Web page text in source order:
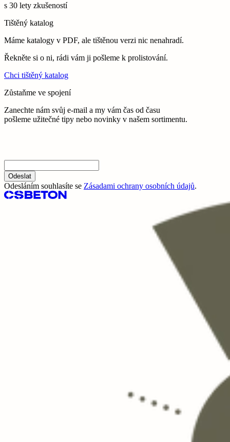
s 30 lety zkušeností
Tištěný katalog
Máme katalogy v PDF, ale tištěnou verzi nic nenahradí.
Řekněte si o ni, rádi vám ji pošleme k prolistování.
Chci tištěný katalog
Zůstaňme ve spojení
Zanechte nám svůj e-mail a my vám čas od času
pošleme užitečné tipy nebo novinky v našem sortimentu.
Odeslat
Odesláním souhlasíte se Zásadami ochrany osobních údajů.